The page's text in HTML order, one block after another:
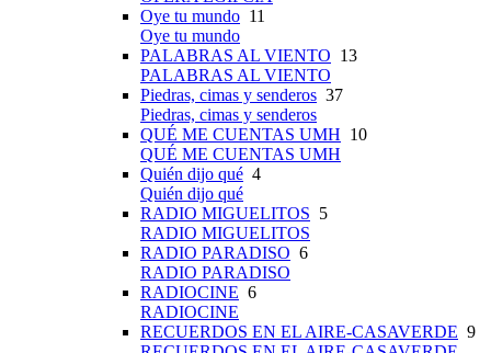
Oye tu mundo 11
Oye tu mundo
PALABRAS AL VIENTO 13
PALABRAS AL VIENTO
Piedras, cimas y senderos 37
Piedras, cimas y senderos
QUÉ ME CUENTAS UMH 10
QUÉ ME CUENTAS UMH
Quién dijo qué 4
Quién dijo qué
RADIO MIGUELITOS 5
RADIO MIGUELITOS
RADIO PARADISO 6
RADIO PARADISO
RADIOCINE 6
RADIOCINE
RECUERDOS EN EL AIRE-CASAVERDE 9